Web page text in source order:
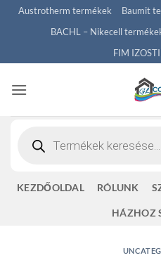
SkipAustrotherm termékek Baumit
BACHL – Nikecell
FIM
search
KEZDŐOLDAL RÓLUNK
HÁZHOZ